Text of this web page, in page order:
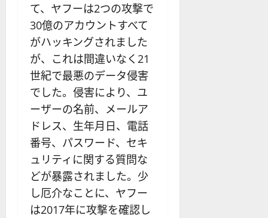
て、ヤフーは2つの攻撃で
30億のアカウントすべて
がハッキングされました
が、これは間違いなく21
世紀で最悪のデータ侵害
でした。侵害により、ユ
ーザーの名前、メールア
ドレス、生年月日、電話
番号、パスワード、セキ
ュリティに関する質問な
どが暴露されました。少
し厄介なことに、ヤフー
は2017年に攻撃を確認し